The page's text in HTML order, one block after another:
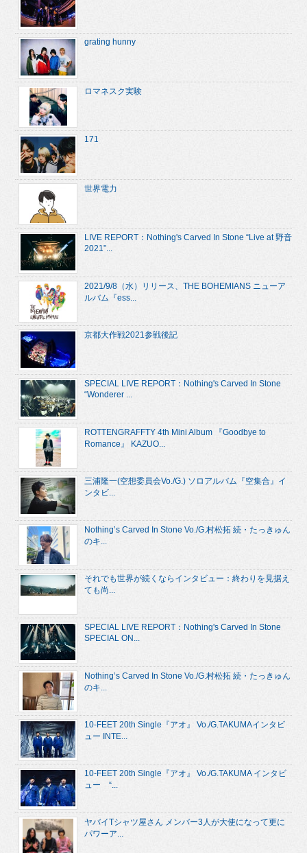
grating hunny
ロマネスク実験
171
世界電力
LIVE REPORT：Nothing's Carved In Stone “Live at 野音
2021”...
2021/9/8（水）リリース、THE BOHEMIANS ニューア
ルバム『ess...
京都大作戦2021参戦後記
SPECIAL LIVE REPORT：Nothing's Carved In Stone
“Wonderer ...
ROTTENGRAFFTY 4th Mini Album 『Goodbye to
Romance』 KAZUO...
三浦隆一(空想委員会Vo./G.) ソロアルバム『空集合』イ
ンタビ...
Nothing’s Carved In Stone Vo./G.村松拓 続・たっきゅん
のキ...
それでも世界が続くならインタビュー：終わりを見据え
ても尚...
SPECIAL LIVE REPORT：Nothing's Carved In Stone
SPECIAL ON...
Nothing’s Carved In Stone Vo./G.村松拓 続・たっきゅん
のキ...
10-FEET 20th Single『アオ』 Vo./G.TAKUMAインタビ
ュー INTE...
10-FEET 20th Single『アオ』 Vo./G.TAKUMA インタビ
ュー “...
ヤバイTシャツ屋さん メンバー3人が大使になって更に
パワーア...